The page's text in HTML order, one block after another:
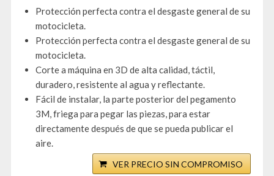
Protección perfecta contra el desgaste general de su
motocicleta.
Protección perfecta contra el desgaste general de su
motocicleta.
Corte a máquina en 3D de alta calidad, táctil,
duradero, resistente al agua y reflectante.
Fácil de instalar, la parte posterior del pegamento
3M, friega para pegar las piezas, para estar
directamente después de que se pueda publicar el
aire.
VER PRECIO SIN COMPROMISO